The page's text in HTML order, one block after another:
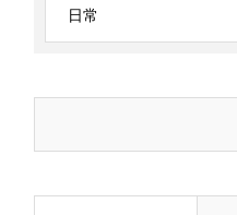
日常